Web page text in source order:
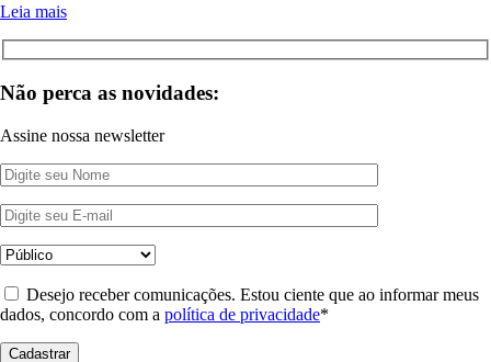
Leia mais
Não perca as novidades:
Assine nossa newsletter
Desejo receber comunicações. Estou ciente que ao informar meus
dados, concordo com a política de privacidade*